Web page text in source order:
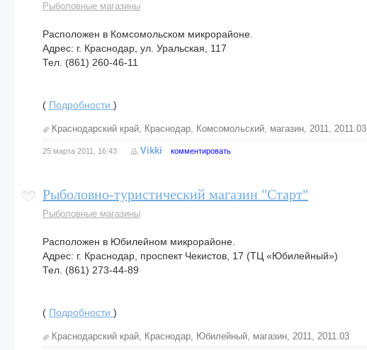
Рыболовные магазины
Расположен в Комсомольском микрорайоне.
Адрес: г. Краснодар, ул. Уральская, 117
Тел. (861) 260-46-11
( Подробности )
Краснодарский край, Краснодар, Комсомольский, магазин, 2011, 2011.03
25 марта 2011, 16:43 Vikki комментировать
Рыболовно-туристический магазин "Старт"
Рыболовные магазины
Расположен в Юбилейном микрорайоне.
Адрес: г. Краснодар, проспект Чекистов, 17 (ТЦ «Юбилейный»)
Тел. (861) 273-44-89
( Подробности )
Краснодарский край, Краснодар, Юбилейный, магазин, 2011, 2011.03